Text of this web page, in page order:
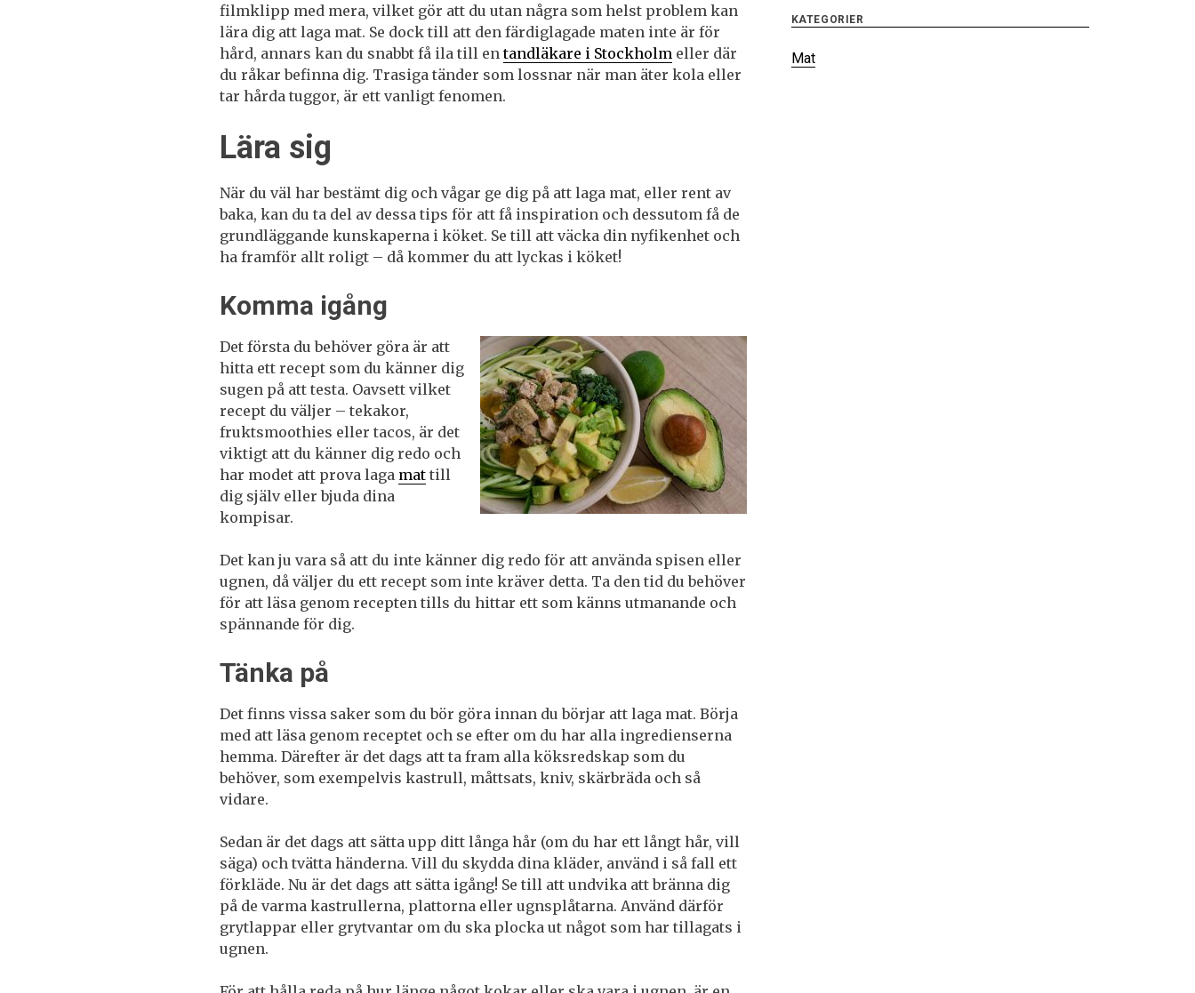
filmklipp med mera, vilket gör att du utan några som helst problem kan
lära dig att laga mat. Se dock till att den färdiglagade maten inte är för
hård, annars kan du snabbt få ila till entandläkare i Stockholm eller där
du råkar befinna dig. Trasiga tänder som lossnar när man äter kola eller
tar hårda tuggor, är ett vanligt fenomen.
Lära sig
När du väl har bestämt dig och vågar ge dig på att laga mat, eller rent av
baka, kan du ta del av dessa tips för att få inspiration och dessutom få de
grundläggande kunskaperna i köket. Se till att väcka din nyfikenhet och
ha framför allt roligt – då kommer du att lyckas i köket!
Komma igång
Det första du behöver göra är att
hitta ett recept som du känner dig
sugen på att testa. Oavsett vilket
recept du väljer – tekakor,
fruktsmoothies eller tacos, är det
viktigt att du känner dig redo och
har modet att prova laga mat till
dig själv eller bjuda dina
kompisar.
Det kan ju vara så att du inte känner dig redo för att använda spisen eller
ugnen, då väljer du ett recept som inte kräver detta. Ta den tid du behöver
för att läsa genom recepten tills du hittar ett som känns utmanande och
spännande för dig.
Tänka på
Det finns vissa saker som du bör göra innan du börjar att laga mat. Börja
med att läsa genom receptet och se efter om du har alla ingredienserna
hemma. Därefter är det dags att ta fram alla köksredskap som du
behöver, som exempelvis kastrull, måttsats, kniv, skärbräda och så
vidare.
Sedan är det dags att sätta upp ditt långa hår (om du har ett långt hår, vill
säga) och tvätta händerna. Vill du skydda dina kläder, använd i så fall ett
förkläde. Nu är det dags att sätta igång! Se till att undvika att bränna dig
på de varma kastrullerna, plattorna eller ugnsplåtarna. Använd därför
grytlappar eller grytvantar om du ska plocka ut något som har tillagats i
ugnen.
KATEGORIER
Mat